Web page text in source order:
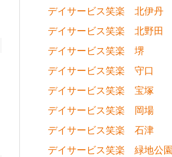
デイサービス笑楽 北伊丹
デイサービス笑楽 北野田
デイサービス笑楽 堺
デイサービス笑楽 守口
デイサービス笑楽 宝塚
デイサービス笑楽 岡場
デイサービス笑楽 石津
デイサービス笑楽 緑地公園